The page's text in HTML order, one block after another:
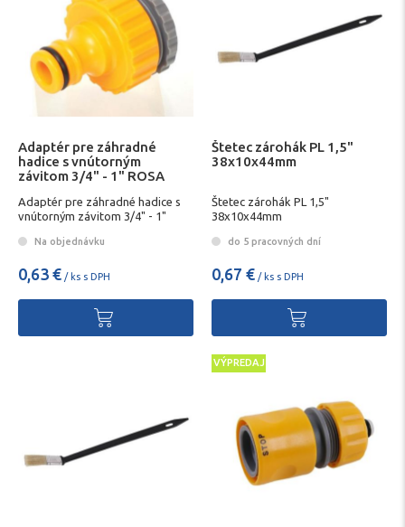
Adaptér pre záhradné
hadice s vnútorným
závitom 3/4" - 1" ROSA
Adaptér pre záhradné hadice s
vnútorným závitom 3/4" - 1"
Na objednávku
0,63 € / ks s DPH
Štetec zárohák PL 1,5"
38x10x44mm
Štetec zárohák PL 1,5"
38x10x44mm
do 5 pracovných dní
0,67 € / ks s DPH
VÝPREDAJ